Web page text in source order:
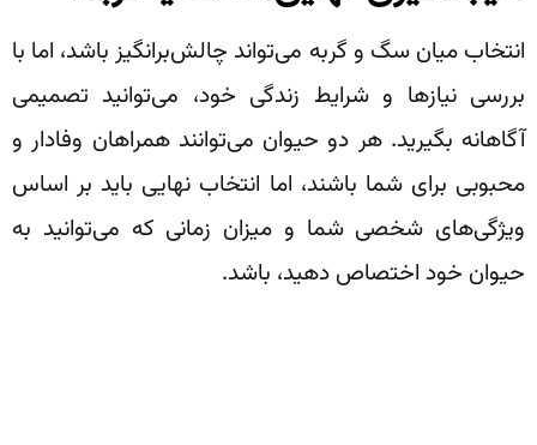
انتخاب میان سگ و گربه می‌تواند چالش‌برانگیز باشد، اما با
بررسی نیازها و شرایط زندگی خود، می‌توانید تصمیمی
آگاهانه بگیرید. هر دو حیوان می‌توانند همراهان وفادار و
محبوبی برای شما باشند، اما انتخاب نهایی باید بر اساس
ویژگی‌های شخصی شما و میزان زمانی که می‌توانید به
حیوان خود اختصاص دهید، باشد.